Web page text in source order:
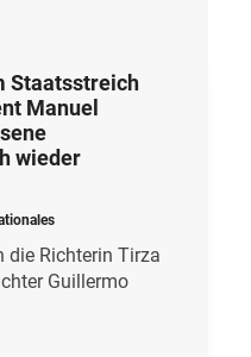
Staatsstreich
Manuel
wieder
die Richterin Tirza
Guillermo